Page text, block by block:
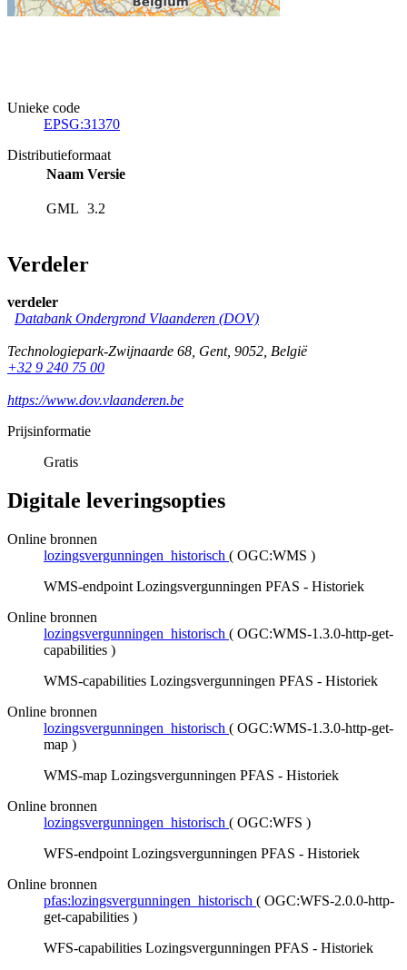
Unieke code
EPSG:31370
Distributieformaat
Naam Versie
GML 3.2
Verdeler
verdeler
Databank Ondergrond Vlaanderen (DOV)
Technologiepark-Zwijnaarde 68, Gent, 9052, België
+32 9 240 75 00
https://www.dov.vlaanderen.be
Prijsinformatie
Gratis
Digitale leveringsopties
Online bronnen
lozingsvergunningen_historisch ( OGC:WMS )
WMS-endpoint Lozingsvergunningen PFAS - Historiek
Online bronnen
lozingsvergunningen_historisch ( OGC:WMS-1.3.0-http-get-
capabilities )
WMS-capabilities Lozingsvergunningen PFAS - Historiek
Online bronnen
lozingsvergunningen_historisch ( OGC:WMS-1.3.0-http-get-
map )
WMS-map Lozingsvergunningen PFAS - Historiek
Online bronnen
lozingsvergunningen_historisch ( OGC:WFS )
WFS-endpoint Lozingsvergunningen PFAS - Historiek
Online bronnen
pfas:lozingsvergunningen_historisch ( OGC:WFS-2.0.0-http-
get-capabilities )
WFS-capabilities Lozingsvergunningen PFAS - Historiek